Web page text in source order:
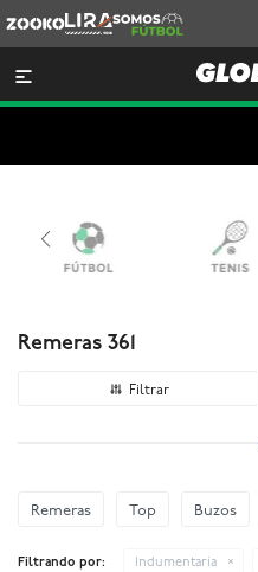
Lira
Somos
Futbol

Remeras 361
Remeras Top Buzos
Filtrando por: Indumentaria